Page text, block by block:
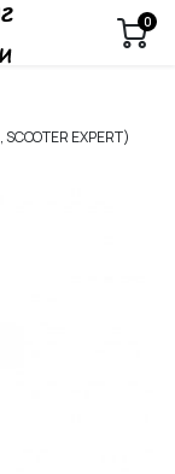
0
EXPERT)